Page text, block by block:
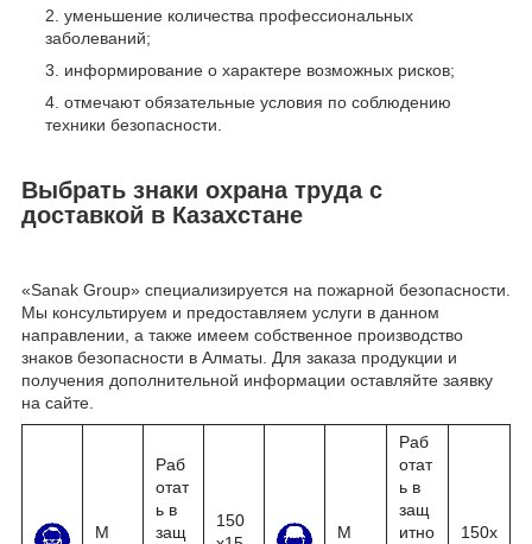
уменьшение количества профессиональных
заболеваний;
информирование о характере возможных рисков;
отмечают обязательные условия по соблюдению
техники безопасности.
Выбрать знаки охрана труда с
доставкой в Казахстане
«Sanak Group» специализируется на пожарной безопасности.
Мы консультируем и предоставляем услуги в данном
направлении, а также имеем собственное производство
знаков безопасности в Алматы. Для заказа продукции и
получения дополнительной информации оставляйте заявку
на сайте.
М
Раб
отат
ь в
защ
150
М
Раб
отат
ь в
защ
итно
150x